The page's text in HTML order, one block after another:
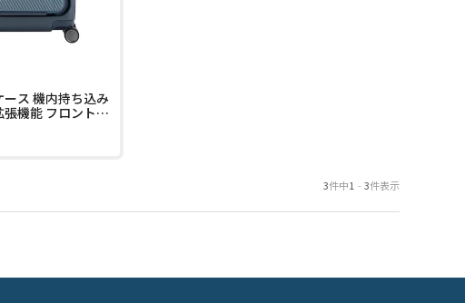
ス 機内持ち込み
機能 フロントオ
ー55 エキスパ
3件中1 - 3件表示